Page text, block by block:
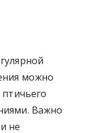
можно
Важно
не